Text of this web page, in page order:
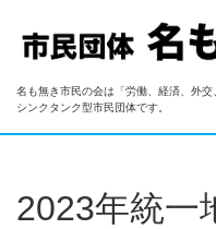
名も無き市民の
名も無き市民の会は「労働、経済、外
シンクタンク型市民団体です。
2023年統一